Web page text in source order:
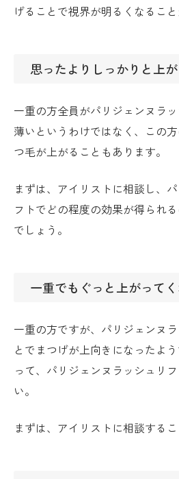
げることで視界が明るくなること
思ったよりしっかりと上
一重の方全員がパリジェンヌラ
薄いというわけではなく、この
つ毛が上がることもあります。
まずは、アイリストに相談し、
フトでどの程度の効果が得られ
でしょう。
一重でもぐっと上がって
一重の方ですが、パリジェンヌ
とでまつげが上向きになったよ
って、パリジェンヌラッシュリ
い。
まずは、アイリストに相談する